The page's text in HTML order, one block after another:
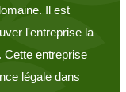
Il est
l'entreprise la
Cette entreprise
légale dans